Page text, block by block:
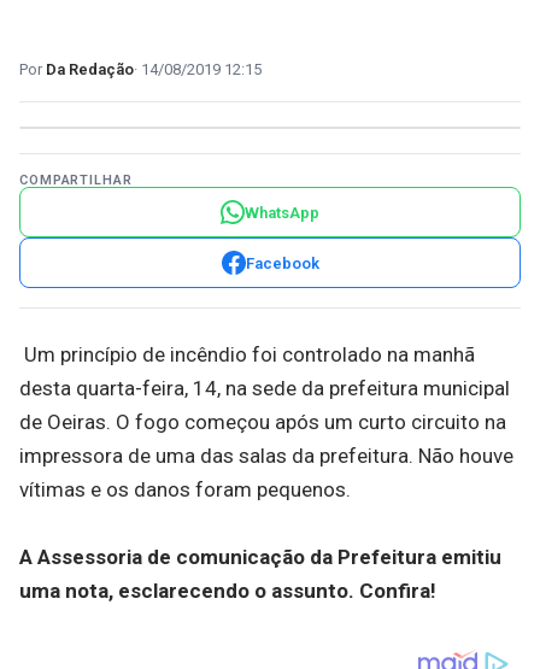
Da Redação 14/08/2019 12:15
COMPARTILHAR
WhatsApp
Facebook
Um princípio de incêndio foi controlado na manhã
desta quarta-feira, 14, na sede da prefeitura municipal
de Oeiras. O fogo começou após um curto circuito na
impressora de uma das salas da prefeitura. Não houve
vítimas e os danos foram pequenos.
A Assessoria de comunicação da Prefeitura emitiu
uma nota, esclarecendo o assunto. Confira!